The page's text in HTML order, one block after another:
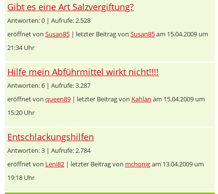
Gibt es eine Art Salzvergiftung?
Antworten: 0 | Aufrufe: 2.528
eröffnet von Susan85 | letzter Beitrag von Susan85am 15.04.2009 um
21:34 Uhr
Hilfe mein Abführmittel wirkt nicht!!!!
Antworten: 6 | Aufrufe: 3.287
eröffnet von queen89 | letzter Beitrag von Kahlan am 15.04.2009 um
15:20 Uhr
Entschlackungshilfen
Antworten: 3 | Aufrufe: 2.784
eröffnet von Leni82 | letzter Beitrag von mchonigam 13.04.2009 um
19:18 Uhr